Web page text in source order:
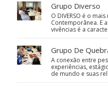
Grupo Diverso
O DIVERSO é o
Contemporânea. E
vivências é a
Grupo De
A conexão entre
experiências,
de mundo e suas